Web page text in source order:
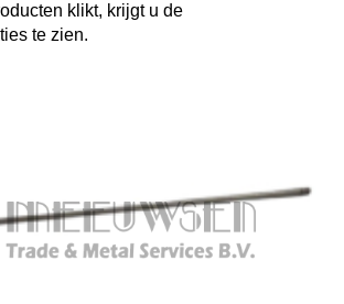
klikt, krijgt u de
te zien.